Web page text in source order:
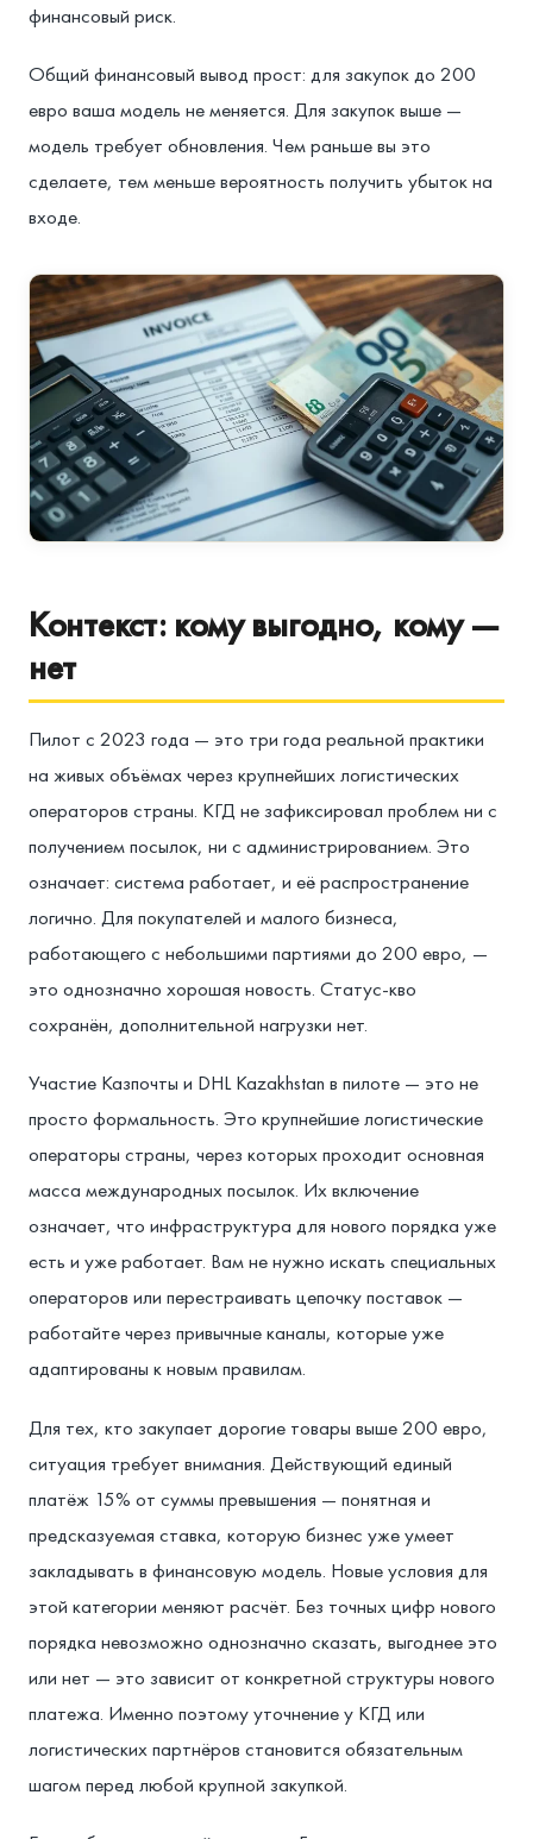
финансовый риск.
Общий финансовый вывод прост: для закупок до 200
евро ваша модель не меняется. Для закупок выше —
модель требует обновления. Чем раньше вы это
сделаете, тем меньше вероятность получить убыток на
входе.
Контекст: кому выгодно, кому —
нет
Пилот с 2023 года — это три года реальной практики
на живых объёмах через крупнейших логистических
операторов страны. КГД не зафиксировал проблем ни с
получением посылок, ни с администрированием. Это
означает: система работает, и её распространение
логично. Для покупателей и малого бизнеса,
работающего с небольшими партиями до 200 евро, —
это однозначно хорошая новость. Статус-кво
сохранён, дополнительной нагрузки нет.
Участие Казпочты и DHL Kazakhstan в пилоте — это не
просто формальность. Это крупнейшие логистические
операторы страны, через которых проходит основная
масса международных посылок. Их включение
означает, что инфраструктура для нового порядка уже
есть и уже работает. Вам не нужно искать специальных
операторов или перестраивать цепочку поставок —
работайте через привычные каналы, которые уже
адаптированы к новым правилам.
Для тех, кто закупает дорогие товары выше 200 евро,
ситуация требует внимания. Действующий единый
платёж 15% от суммы превышения — понятная и
предсказуемая ставка, которую бизнес уже умеет
закладывать в финансовую модель. Новые условия для
этой категории меняют расчёт. Без точных цифр нового
порядка невозможно однозначно сказать, выгоднее это
или нет — это зависит от конкретной структуры нового
платежа. Именно поэтому уточнение у КГД или
логистических партнёров становится обязательным
шагом перед любой крупной закупкой.